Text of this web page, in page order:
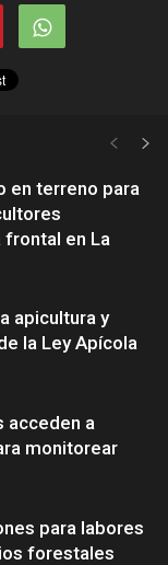
en terreno para
en La
apicultura y
la Ley Apícola
acceden a
monitorear
para labores
forestales